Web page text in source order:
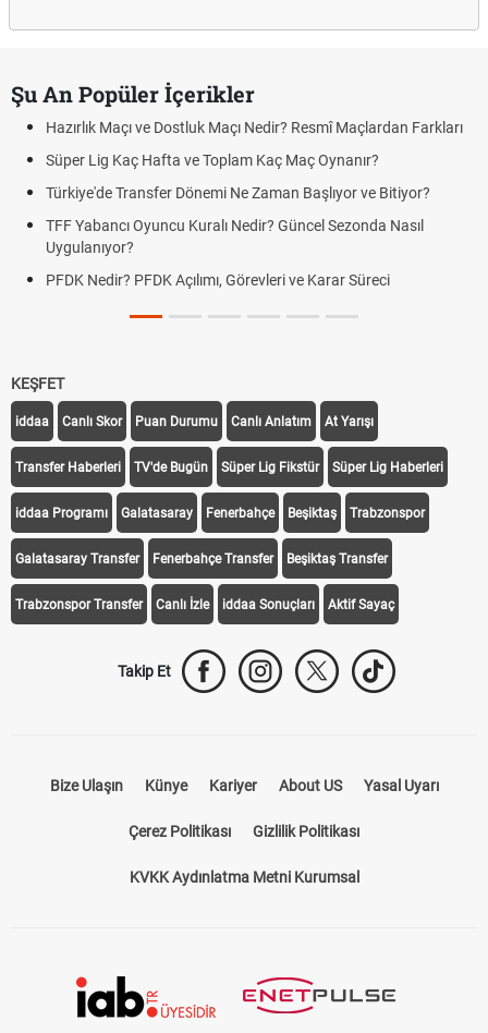
Şu An Popüler İçerikler
Hazırlık Maçı ve Dostluk Maçı Nedir? Resmî Maçlardan Farkları
Süper Lig Kaç Hafta ve Toplam Kaç Maç Oynanır?
Türkiye'de Transfer Dönemi Ne Zaman Başlıyor ve Bitiyor?
TFF Yabancı Oyuncu Kuralı Nedir? Güncel Sezonda Nasıl
Uygulanıyor?
PFDK Nedir? PFDK Açılımı, Görevleri ve Karar Süreci
KEŞFET
iddaa Canlı Skor Puan Durumu Canlı Anlatım At Yarışı
Transfer Haberleri TV'de Bugün Süper Lig Fikstür Süper Lig Haberleri
iddaa Programı Galatasaray Fenerbahçe Beşiktaş Trabzonspor
Galatasaray Transfer Fenerbahçe Transfer Beşiktaş Transfer
Trabzonspor Transfer Canlı İzle iddaa Sonuçları Aktif Sayaç
Takip Et
Bize Ulaşın Künye Kariyer About US Yasal Uyarı
Çerez Politikası Gizlilik Politikası
KVKK Aydınlatma Metni Kurumsal